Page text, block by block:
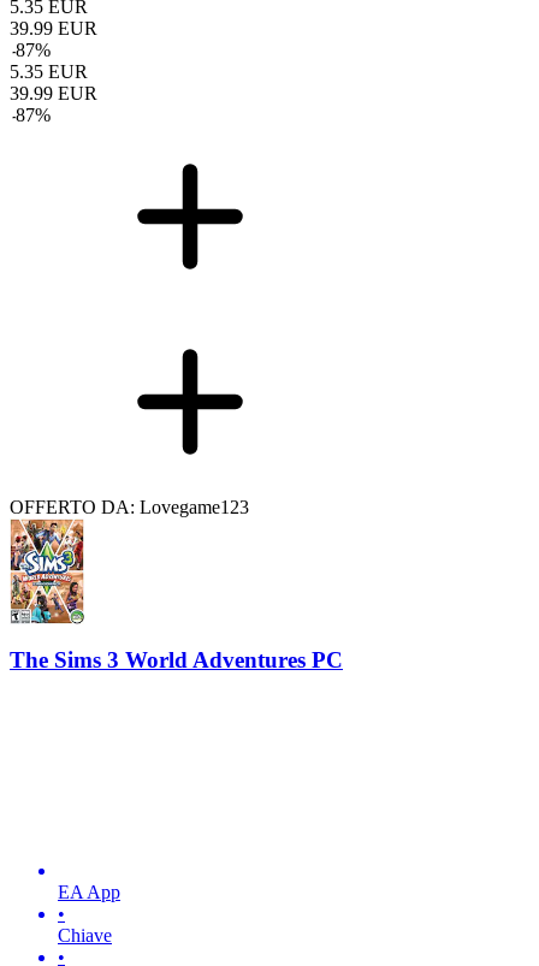
5.35 EUR
39.99 EUR
-87%
5.35 EUR
39.99 EUR
-87%
OFFERTO DA: Lovegame123
The Sims 3 World Adventures PC
EA App
•
Chiave
•